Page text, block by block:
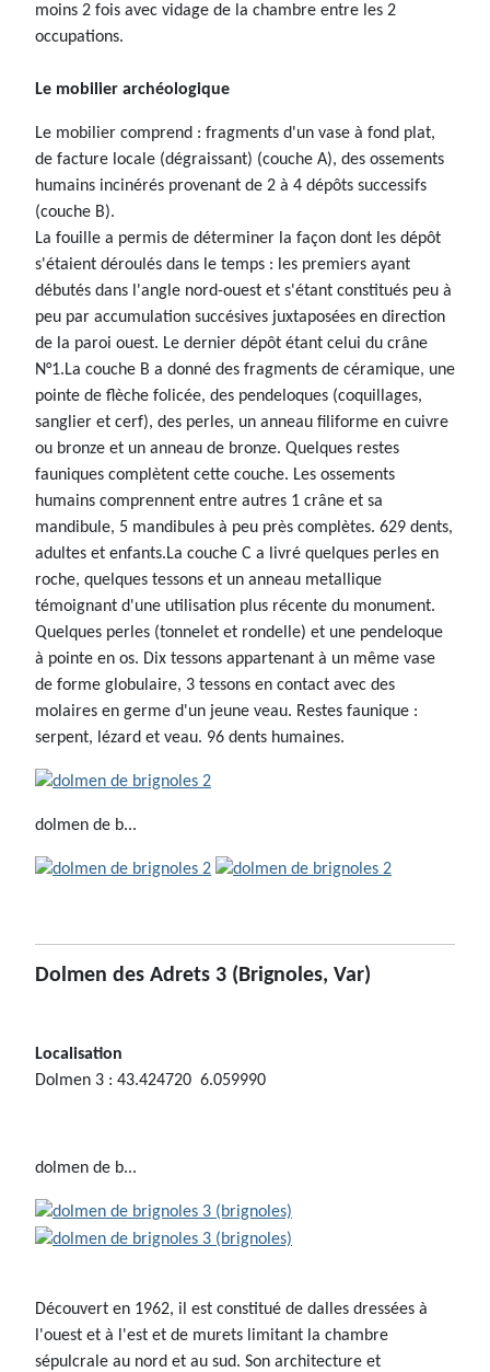
moins 2 fois avec vidage de la chambre entre les 2
occupations.
Le mobilier archéologique
Le mobilier comprend : fragments d'un vase à fond plat,
de facture locale (dégraissant) (couche A), des ossements
humains incinérés provenant de 2 à 4 dépôts successifs
(couche B).
La fouille a permis de déterminer la façon dont les dépôt
s'étaient déroulés dans le temps : les premiers ayant
débutés dans l'angle nord-ouest et s'étant constitués peu à
peu par accumulation succésives juxtaposées en direction
de la paroi ouest. Le dernier dépôt étant celui du crâne
N°1.La couche B a donné des fragments de céramique, une
pointe de flèche folicée, des pendeloques (coquillages,
sanglier et cerf), des perles, un anneau filiforme en cuivre
ou bronze et un anneau de bronze. Quelques restes
fauniques complètent cette couche. Les ossements
humains comprennent entre autres 1 crâne et sa
mandibule, 5 mandibules à peu près complètes. 629 dents,
adultes et enfants.La couche C a livré quelques perles en
roche, quelques tessons et un anneau metallique
témoignant d'une utilisation plus récente du monument.
Quelques perles (tonnelet et rondelle) et une pendeloque
à pointe en os. Dix tessons appartenant à un même vase
de forme globulaire, 3 tessons en contact avec des
molaires en germe d'un jeune veau. Restes faunique :
serpent, lézard et veau. 96 dents humaines.
dolmen de b...
Dolmen des Adrets 3 (Brignoles, Var)
Localisation
Dolmen 3 : 43.424720 6.059990
dolmen de b...
Découvert en 1962, il est constitué de dalles dressées à
l'ouest et à l'est et de murets limitant la chambre
sépulcrale au nord et au sud. Son architecture et